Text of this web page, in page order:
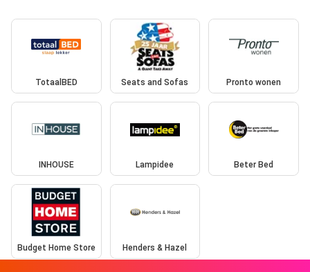
TotaalBED Seats and Sofas Pronto wonen
INHOUSE Lampidee Beter Bed
Budget Home Store Henders & Hazel